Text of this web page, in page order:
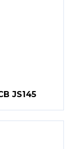
JS145